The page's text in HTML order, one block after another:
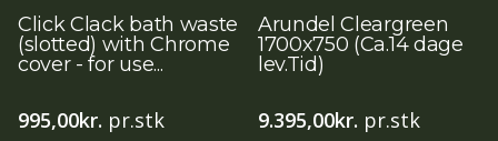
Click Clack bath waste
(slotted) with Chrome
cover - for use...
995,00kr. pr.stk
Arundel Cleargreen
1700x750 (Ca.14 dage
lev.Tid)
9.395,00kr. pr.stk